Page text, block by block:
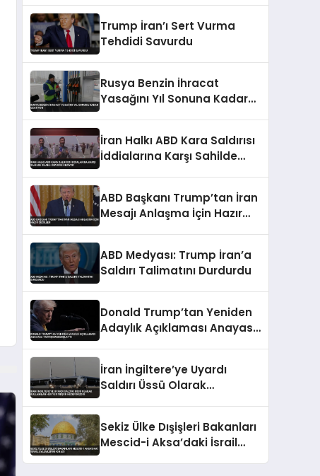
Trump İran’ı Sert Vurma
Tehdidi Savurdu
Rusya Benzin İhracat
Yasağını Yıl Sonuna Kadar
İran Halkı ABD Kara Saldırısı
İddialarına Karşı Sahilde
ABD Başkanı Trump’tan İran
Mesajı Anlaşma İçin Hazır
ABD Medyası: Trump İran’a
Saldırı Talimatını Durdurdu
Donald Trump’tan Yeniden
Adaylık Açıklaması Anayasa
İran İngiltere’ye Uyardı
Saldırı Üssü Olarak
Sekiz Ülke Dışişleri Bakanları
Mescid-i Aksa’daki İsrail